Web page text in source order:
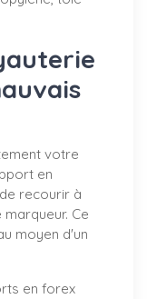
votre
en
recourir à
Ce
moyen d'un
en forex